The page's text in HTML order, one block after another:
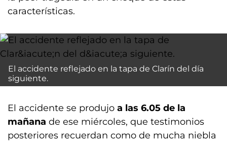
características.
El accidente reflejado en la tapa de Clarín del día
siguiente.
El accidente se produjo a las 6.05 de la
mañana de ese miércoles, que testimonios
posteriores recuerdan como de mucha niebla